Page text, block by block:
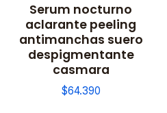
Serum nocturno
aclarante peeling
antimanchas suero
despigmentante
casmara
$64.390